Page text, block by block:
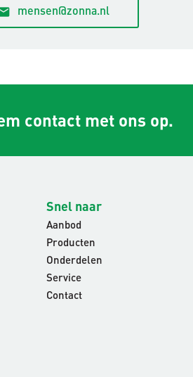
mensen@zonna.nl
contact met ons op.
Snel naar
Aanbod
Producten
Onderdelen
Service
Contact